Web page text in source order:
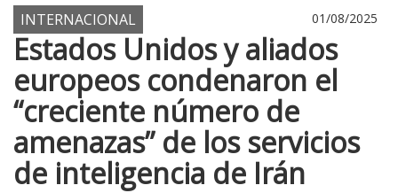
INTERNACIONAL 01/08/2025
Estados Unidos y aliados
europeos condenaron el
“creciente número de
amenazas” de los servicios
de inteligencia de Irán